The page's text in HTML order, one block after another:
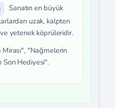
Sanatın en büyük
uzak, kalpten
yetenek köprüleridir.
Mirası", "Nağmelerin
Son Hediyesi".